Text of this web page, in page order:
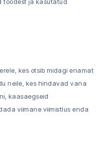
töödest ja kasutatud
kes otsib midagi enamat
neile, kes hindavad vana
kaasaegseid
viimane viimistlus enda